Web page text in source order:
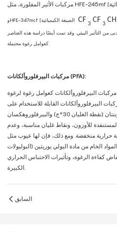
CF 3 CF 3 CH
من التأثير البيئي. وقد تمت أيضًا دراسة هذه العناصر
مركبات البيرفلوروألكانات (PFA):
البيرفلوروألكانات كعوامل رغوة لرغوة
البيرفلوروألكانات القابلة للاستخدام على
البيرفلوروبنتان (نقطة الغليان 30°ج) والبيرفلوروهكسان (نقطة الغليان 57°C). تتميز
للأوزون، ونقاط غليان مناسبة، وعدم
حرارية منخفضة. ومع ذلك، فإن لها عيوب مثل
الخام من مادة البولي يوريثين (البوليولات
كفاءة الرغوة، وتأثيرات الاحتباس الحراري
الكبيرة.
السابق